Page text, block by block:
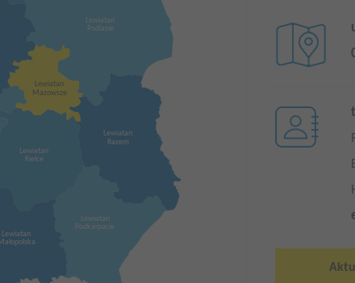
Lewiatan
Podlasie
Lewiatan
Razem
Lewiatan
Podkarpacie
Lewiatan
Lewiatan
Kielce
Lewiatan
Mazowsze